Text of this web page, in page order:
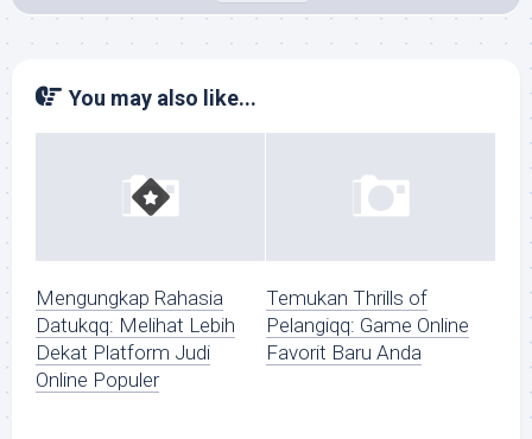
You may also like...
Mengungkap Rahasia
Datukqq: Melihat Lebih
Dekat Platform Judi
Online Populer
Temukan Thrills of
Pelangiqq: Game Online
Favorit Baru Anda